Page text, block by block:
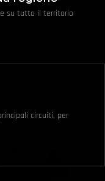
su tutto il territorio
circuiti, per